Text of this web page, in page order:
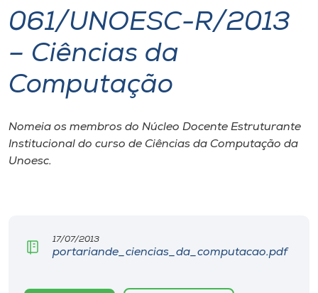
I.nova
Diplomados
CPA
Editora
061/UNOESC-R/2013
– Ciências da
Computação
Nomeia os membros do Núcleo Docente Estruturante
Institucional do curso de Ciências da Computação da
Unoesc.
17/07/2013
portariande_ciencias_da_computacao.pdf